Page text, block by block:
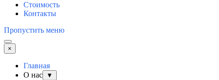
Стоимость
Контакты
Пропустить меню
×
Главная
О нас
▼